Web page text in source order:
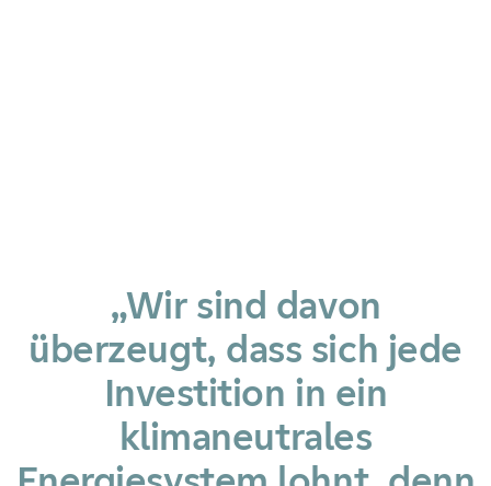
„Wir sind davon
überzeugt, dass sich jede
Investition in ein
klimaneutrales